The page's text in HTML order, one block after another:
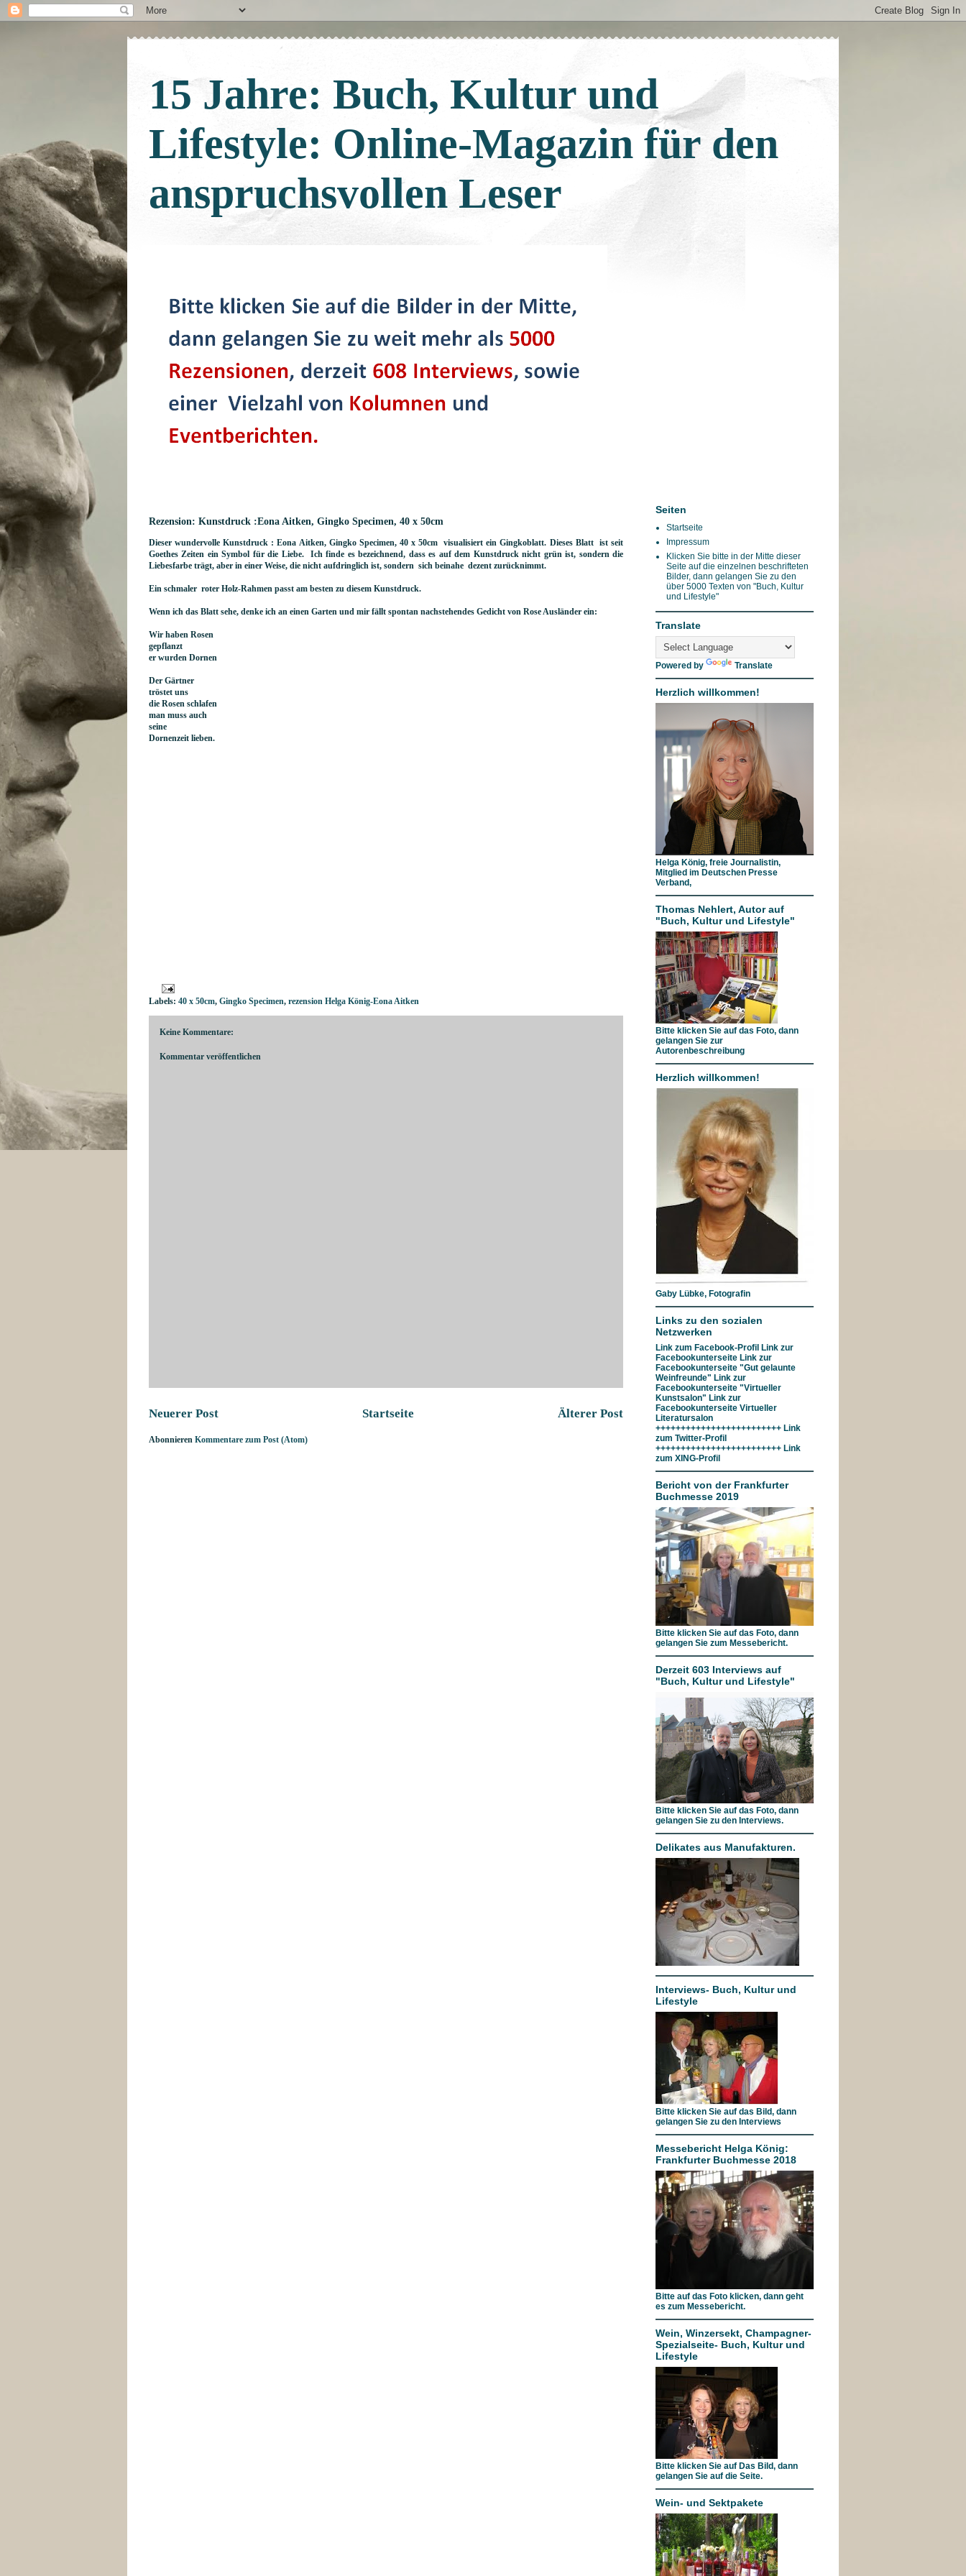
15 Jahre: Buch, Kultur und
Lifestyle: Online-Magazin für den
anspruchsvollen Leser
Rezension: Kunstdruck :Eona Aitken, Gingko Specimen, 40 x 50cm
Dieser wundervolle Kunstdruck : Eona Aitken, Gingko Specimen, 40 x 50cm visualisiert ein Gingkoblatt. Dieses Blatt ist seit
Goethes Zeiten ein Symbol für die Liebe. Ich finde es bezeichnend, dass es auf dem Kunstdruck nicht grün ist, sondern die
Liebesfarbe trägt, aber in einer Weise, die nicht aufdringlich ist, sondern sich beinahe dezent zurücknimmt.
Ein schmaler roter Holz-Rahmen passt am besten zu diesem Kunstdruck.
Wenn ich das Blatt sehe, denke ich an einen Garten und mir fällt spontan nachstehendes Gedicht von Rose Ausländer ein:
Wir haben Rosen
gepflanzt
er wurden Dornen
Der Gärtner
tröstet uns
die Rosen schlafen
man muss auch
seine
Dornenzeit lieben.
Labels: 40 x 50cm, Gingko Specimen, rezension Helga König-Eona Aitken
Keine Kommentare:
Kommentar veröffentlichen
Neuerer Post Älterer Post
Startseite
Abonnieren Kommentare zum Post (Atom)
Seiten
Startseite
Impressum
Klicken Sie bitte in der Mitte dieser
Seite auf die einzelnen beschrifteten
Bilder, dann gelangen Sie zu den
über 5000 Texten von "Buch, Kultur
und Lifestyle"
Translate
Powered by Translate
Herzlich willkommen!
Helga König, freie Journalistin,
Mitglied im Deutschen Presse
Verband,
Thomas Nehlert, Autor auf
"Buch, Kultur und Lifestyle"
Bitte klicken Sie auf das Foto, dann
gelangen Sie zur
Autorenbeschreibung
Herzlich willkommen!
Gaby Lübke, Fotografin
Links zu den sozialen
Netzwerken
Link zum Facebook-Profil Link zur
Facebookunterseite Link zur
Facebookunterseite "Gut gelaunte
Weinfreunde" Link zur
Facebookunterseite "Virtueller
Kunstsalon" Link zur
Facebookunterseite Virtueller
Literatursalon
+++++++++++++++++++++++++ Link
zum Twitter-Profil
+++++++++++++++++++++++++ Link
zum XING-Profil
Bericht von der Frankfurter
Buchmesse 2019
Bitte klicken Sie auf das Foto, dann
gelangen Sie zum Messebericht.
Derzeit 603 Interviews auf
"Buch, Kultur und Lifestyle"
Bitte klicken Sie auf das Foto, dann
gelangen Sie zu den Interviews.
Delikates aus Manufakturen.
Interviews- Buch, Kultur und
Lifestyle
Bitte klicken Sie auf das Bild, dann
gelangen Sie zu den Interviews
Messebericht Helga König:
Frankfurter Buchmesse 2018
Bitte auf das Foto klicken, dann geht
es zum Messebericht.
Wein, Winzersekt, Champagner-
Spezialseite- Buch, Kultur und
Lifestyle
Bitte klicken Sie auf Das Bild, dann
gelangen Sie auf die Seite.
Wein- und Sektpakete